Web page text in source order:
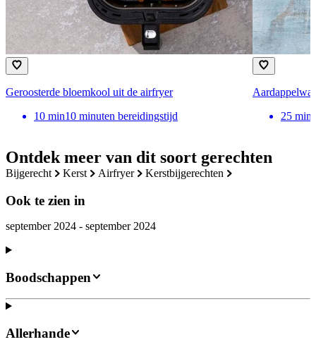
Ontdek meer van dit soort gerechten
bijgerecht kerst airfryer kerstbijgerechten
Ook te zien in
september 2024 - september 2024
Geroosterde bloemkool uit de airfryer
10 min10 minuten bereidingstijd
25 min
Boodschappen
Allerhande